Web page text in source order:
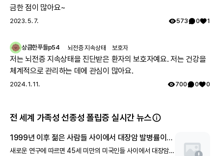
금한 점이 많아요~
2023. 5. 7. 573 0 1
상큼한푸들p54 뇌전증 지속상태 보호자
저는 뇌전증 지속상태을 진단받은 환자의 보호자예요. 저는 건강을
체계적으로 관리하는 데에 관심이 많아요.
2024. 1. 11. 700 0 0
전 세계 가족성 선종성 폴립증 실시간 뉴스
1999년 이후 젊은 사람들 사이에서 대장암 발병률이
두 배 이상 증가했다는 새로운 연구 결과
새로운 연구에 따르면 45세 미만의 미국인들 사이에서 대장암